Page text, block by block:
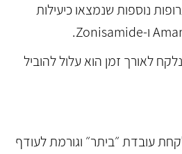
נוספות שנמצאו כיעילות
לאורך זמן הוא עלול להוביל
עובדת ״ביתר״ וגורמת לעודף